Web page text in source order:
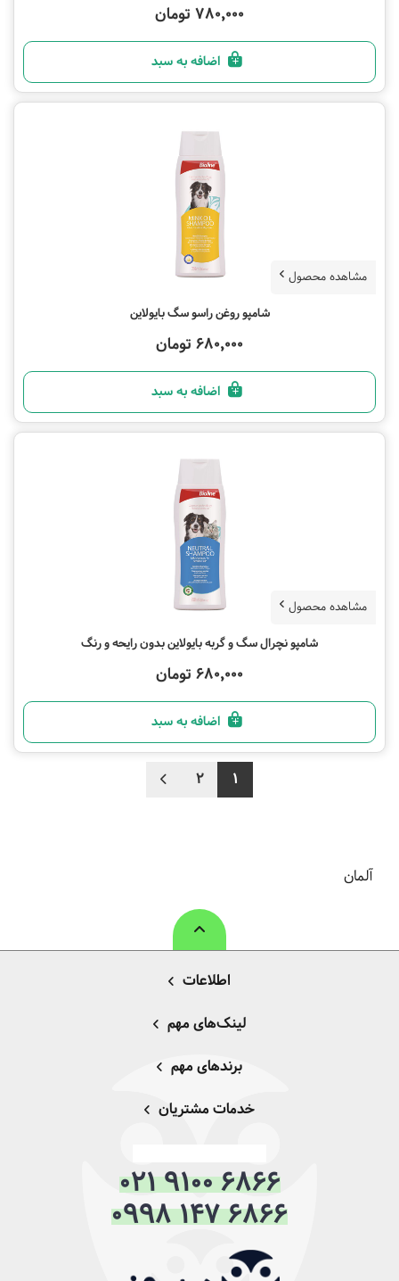
780,000 تومان
اضافه به سبد
مشاهده محصول
شامپو روغن راسو سگ بایولاین
680,000 تومان
اضافه به سبد
مشاهده محصول
شامپو نچرال سگ و گربه بایولاین بدون رایحه و رنگ
680,000 تومان
اضافه به سبد
1
2
آلمان
اطلاعات
لینک‌های مهم
برندهای مهم
خدمات مشتریان
021 9100 6866
0998 147 6866